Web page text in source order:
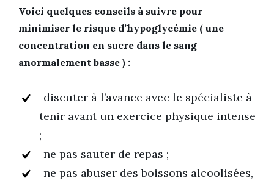
Voici quelques conseils à suivre pour
minimiser le risque d’hypoglycémie ( une
concentration en sucre dans le sang
anormalement basse ) :
discuter à l’avance avec le spécialiste à
tenir avant un exercice physique intense
;
ne pas sauter de repas ;
ne pas abuser des boissons alcoolisées,